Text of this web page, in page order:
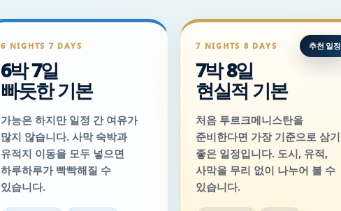
6 NIGHTS 7 DAYS
6박 7일
빠듯한 기본
가능은 하지만 일정 간 여유가
많지 않습니다. 사막 숙박과
유적지 이동을 모두 넣으면
하루하루가 빡빡해질 수
있습니다.
추천 일정
7 NIGHTS 8 DAYS
7박 8일
현실적 기본
처음 투르크메니스탄을
준비한다면 가장 기준으로 삼기
좋은 일정입니다. 도시, 유적,
사막을 무리 없이 나누어 볼 수
있습니다.